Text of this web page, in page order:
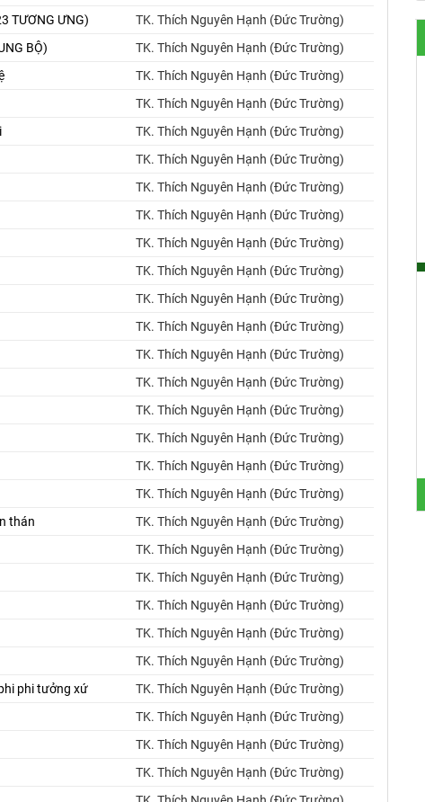
TƯƠNG ƯNG)
TK. Thích Nguyên Hạnh (Đức Trường)
BỘ)
TK. Thích Nguyên Hạnh (Đức Trường)
TK. Thích Nguyên Hạnh (Đức Trường)
TK. Thích Nguyên Hạnh (Đức Trường)
TK. Thích Nguyên Hạnh (Đức Trường)
TK. Thích Nguyên Hạnh (Đức Trường)
TK. Thích Nguyên Hạnh (Đức Trường)
TK. Thích Nguyên Hạnh (Đức Trường)
TK. Thích Nguyên Hạnh (Đức Trường)
TK. Thích Nguyên Hạnh (Đức Trường)
TK. Thích Nguyên Hạnh (Đức Trường)
TK. Thích Nguyên Hạnh (Đức Trường)
TK. Thích Nguyên Hạnh (Đức Trường)
TK. Thích Nguyên Hạnh (Đức Trường)
TK. Thích Nguyên Hạnh (Đức Trường)
TK. Thích Nguyên Hạnh (Đức Trường)
TK. Thích Nguyên Hạnh (Đức Trường)
TK. Thích Nguyên Hạnh (Đức Trường)
thán
TK. Thích Nguyên Hạnh (Đức Trường)
TK. Thích Nguyên Hạnh (Đức Trường)
TK. Thích Nguyên Hạnh (Đức Trường)
TK. Thích Nguyên Hạnh (Đức Trường)
TK. Thích Nguyên Hạnh (Đức Trường)
TK. Thích Nguyên Hạnh (Đức Trường)
phi tưởng xứ
TK. Thích Nguyên Hạnh (Đức Trường)
TK. Thích Nguyên Hạnh (Đức Trường)
TK. Thích Nguyên Hạnh (Đức Trường)
TK. Thích Nguyên Hạnh (Đức Trường)